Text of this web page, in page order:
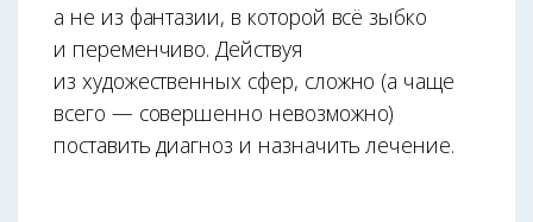
а не из фантазии, в которой всё зыбко
и переменчиво. Действуя
из художественных сфер, сложно (а чаще
всего — совершенно невозможно)
поставить диагноз и назначить лечение.